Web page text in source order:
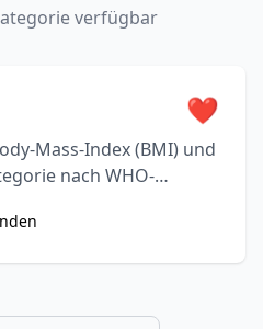
verfügbar
❤️
Mass-Index (BMI) und
nach WHO-